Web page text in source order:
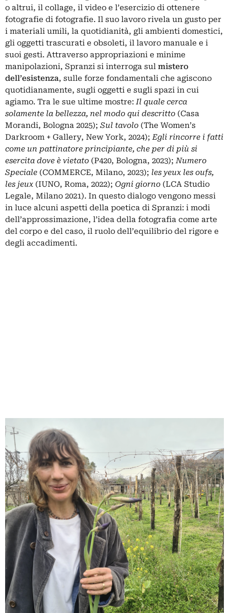
o altrui, il collage, il video e l’esercizio di ottenere
fotografie di fotografie. Il suo lavoro rivela un gusto per
i materiali umili, la quotidianità, gli ambienti domestici,
gli oggetti trascurati e obsoleti, il lavoro manuale e i
suoi gesti. Attraverso appropriazioni e minime
manipolazioni, Spranzi si interroga sul mistero
dell’esistenza, sulle forze fondamentali che agiscono
quotidianamente, sugli oggetti e sugli spazi in cui
agiamo. Tra le sue ultime mostre:Il quale cerca
solamente la bellezza, nel modo qui descritto (Casa
Morandi, Bologna 2025); Sul tavolo (The Women’s
Darkroom + Gallery, New York, 2024);Egli rincorre i fatti
come un pattinatore principiante, che per di più si
esercita dove è vietato (P420, Bologna, 2023);Numero
Speciale (COMMERCE, Milano, 2023); les yeux les oufs,
les jeux (IUNO, Roma, 2022); Ogni giorno (LCA Studio
Legale, Milano 2021). In questo dialogo vengono messi
in luce alcuni aspetti della poetica di Spranzi: i modi
dell’approssimazione, l’idea della fotografia come arte
del corpo e del caso, il ruolo dell’equilibrio del rigore e
degli accadimenti.